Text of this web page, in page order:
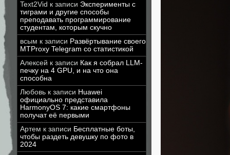
Text2Vid к записи Эксперименты с
тиграми и другие способы
преподавать программирование
студентам, которым скучно
всым к записи Развёртывание своего
MTProxy Telegram со статистикой
Алексей к записи Как я собрал LLM-
печку на 4 GPU, и на что она
способна
Любовь к записи Huawei
официально представила
HarmonyOS 7: какие смартфоны
получат её первыми
Артем к записи Бесплатные боты,
чтобы раздеть девушку по фото в
2024